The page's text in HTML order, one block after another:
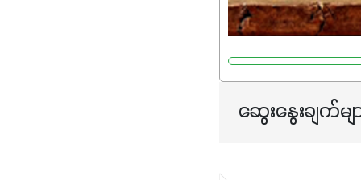
ဆွေးနွေးချက်မျ